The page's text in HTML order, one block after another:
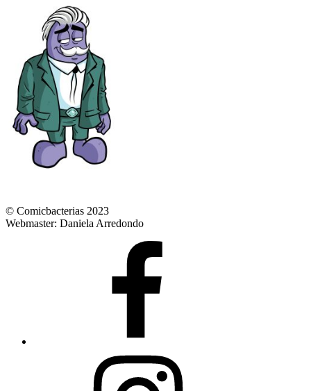
© Comicbacterias 2023
Webmaster: Daniela Arredondo